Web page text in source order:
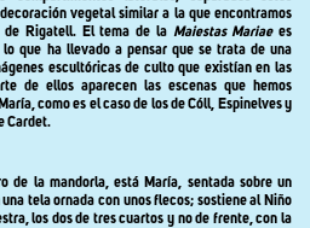
vegetal similar a la que encontramos
Rigatell.El tema de la Maiestas Mariae es
que ha llevado a pensar que se trata de una
escultóricas de culto que existían en las
de ellos aparecen las escenas que hemos
como es el caso de los de Cóll, Espinelves y
Cardet.
de la mandorla, está María, sentada sobre un
tela ornada con unos flecos; sostiene al Niño
los dos de tres cuartos y no de frente, con la